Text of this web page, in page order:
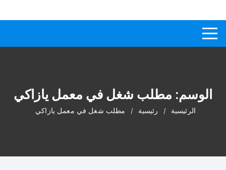
المحتوى
الوسم: مطلب شغل في معمل يازاكي
الرئيسية رئيسية مطلب شغل في معمل يازاكي